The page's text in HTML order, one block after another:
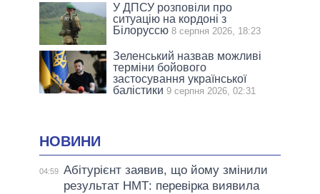
У ДПСУ розповіли про
ситуацію на кордоні з
Білоруссю 8 серпня 2026, 18:23
Зеленський назвав можливі
терміни бойового
застосування української
балістики 9 серпня 2026, 02:31
НОВИНИ
04:59 Абітурієнт заявив, що йому змінили
результат НМТ: перевірка виявила